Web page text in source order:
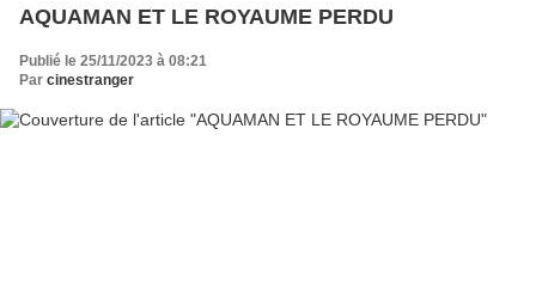
AQUAMAN ET LE ROYAUME PERDU
Publié le 25/11/2023 à 08:21
Par cinestranger